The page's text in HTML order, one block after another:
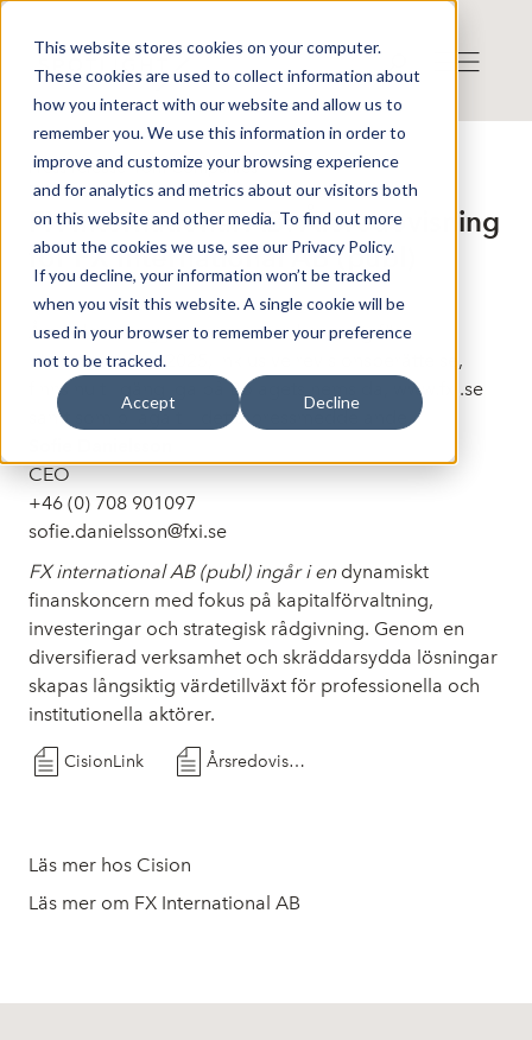
This website stores cookies on your computer.
These cookies are used to collect information about
how you interact with our website and allow us to
remember you. We use this information in order to
improve and customize your browsing experience
and for analytics and metrics about our visitors both
on this website and other media. To find out more
about the cookies we use, see our Privacy Policy.
If you decline, your information won’t be tracked
when you visit this website. A single cookie will be
used in your browser to remember your preference
not to be tracked.
Accept Decline
Press release from Companies
Publicerat: 2026-06-03 22:00:00
FX International AB: Årsredovisning
för FX International AB (publ)
Årsredovisning och koncernredovisning för
räkenskapsåret 2025, inklusive revisionsberättelse,
finns nu tillgängliga på Bolagets hemsida, www.fxi.se
samt som bilaga till detta pressmeddelande.
CEO
+46 (0) 708 901097
sofie.danielsson@fxi.se
FX international AB (publ) ingår i endynamiskt
finanskoncern med fokus på kapitalförvaltning,
investeringar och strategisk rådgivning. Genom en
diversifierad verksamhet och skräddarsydda lösningar
skapas långsiktig värdetillväxt för professionella och
institutionella aktörer.
CisionLink Årsredovisning 2025 för FX International AB (publ) 556797-0800
Läs mer hos Cision
Läs mer om FX International AB